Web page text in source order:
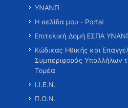
ΥΝΑΝΠ
Η σελίδα μου - Portal
Επιτελική Δομή ΕΣΠΑ
Κώδικας Ηθικής και
Συμπεριφοράς Υπαλλήλων
Τομέα
Ι.Ι.Ε.Ν.
Π.Ο.Ν.